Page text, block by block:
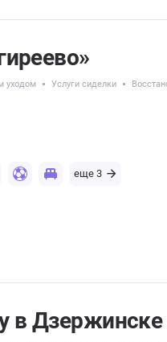
уходом Услуги сиделки
еще 3
в Дзержинске